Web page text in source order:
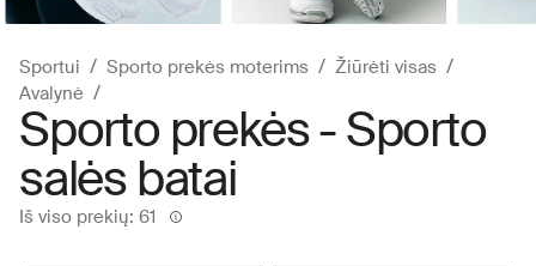
Sportui Sporto prekės moterims
Žiūrėti visas
Avalynė
Sporto prekės - Sporto
salės batai
Iš viso prekių: 61